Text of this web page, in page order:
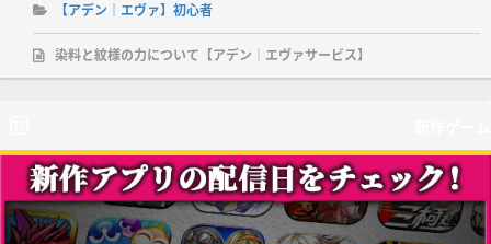
【アデン｜エヴァ】初心者
染料と紋様の力について【アデン｜エヴァサービス】